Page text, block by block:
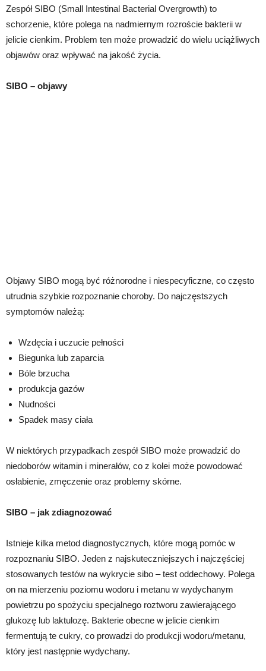
Zespół SIBO (Small Intestinal Bacterial Overgrowth) to
schorzenie, które polega na nadmiernym rozroście bakterii w
jelicie cienkim. Problem ten może prowadzić do wielu uciążliwych
objawów oraz wpływać na jakość życia.
SIBO – objawy
Objawy SIBO mogą być różnorodne i niespecyficzne, co często
utrudnia szybkie rozpoznanie choroby. Do najczęstszych
symptomów należą:
Wzdęcia i uczucie pełności
Biegunka lub zaparcia
Bóle brzucha
produkcja gazów
Nudności
Spadek masy ciała
W niektórych przypadkach zespół SIBO może prowadzić do
niedoborów witamin i minerałów, co z kolei może powodować
osłabienie, zmęczenie oraz problemy skórne.
SIBO – jak zdiagnozować
Istnieje kilka metod diagnostycznych, które mogą pomóc w
rozpoznaniu SIBO. Jeden z najskuteczniejszych i najczęściej
stosowanych testów na wykrycie sibo – test oddechowy. Polega
on na mierzeniu poziomu wodoru i metanu w wydychanym
powietrzu po spożyciu specjalnego roztworu zawierającego
glukozę lub laktulozę. Bakterie obecne w jelicie cienkim
fermentują te cukry, co prowadzi do produkcji wodoru/metanu,
który jest następnie wydychany.